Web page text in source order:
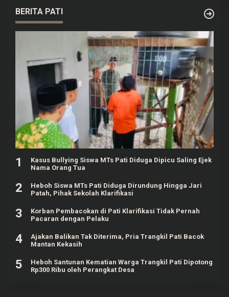
BERITA PATI
1
Kasus Bullying Siswa MTs Pati Diduga Dipicu Saling Ejek
Nama Orang Tua
2
Heboh Siswa MTs Pati Diduga Dirundung Hingga Jari
Patah, Pihak Sekolah Klarifikasi
3
Korban Pembacokan di Pati Klarifikasi Tidak Pernah
Pacaran dengan Pelaku
4
Ajakan Balikan Tak Diterima, Pria Trangkil Pati Bacok
Mantan Kekasih
5
Heboh Santunan Kematian Warga Trangkil Pati Dipotong
Rp300 Ribu oleh Perangkat Desa